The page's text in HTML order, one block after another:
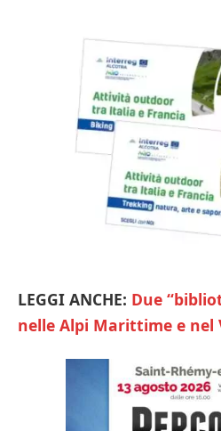
LEGGI ANCHE: Due
nelle Alpi Marittime e nel